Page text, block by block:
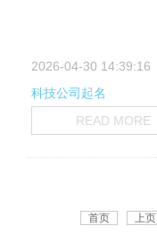
2026-04-30 14:39:16
科技公司起名
READ MORE
首页 上页